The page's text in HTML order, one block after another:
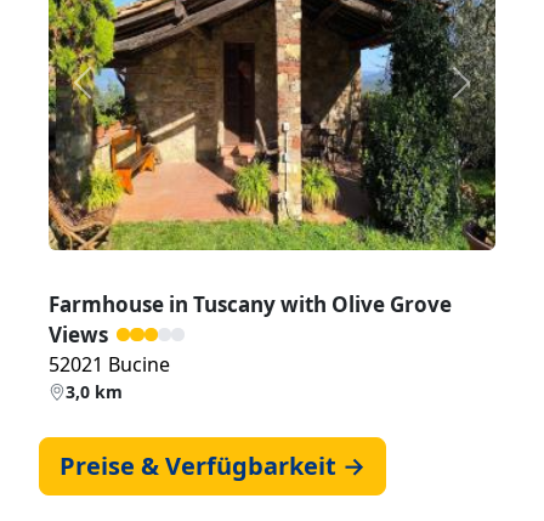
Zurück Weiter
Farmhouse in Tuscany with Olive Grove
Views
52021 Bucine
3,0 km
Preise & Verfügbarkeit →